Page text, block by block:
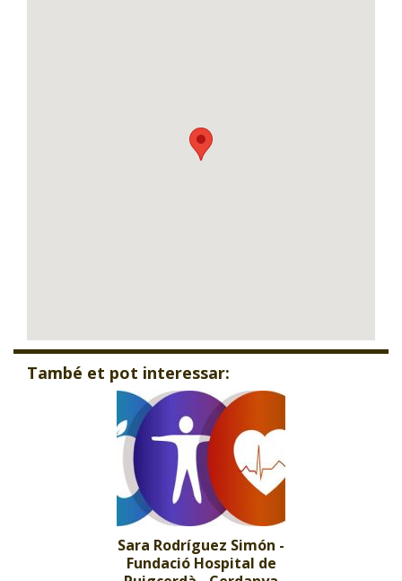
També et pot interessar:
Sara Rodríguez Simón -
Fundació Hospital de